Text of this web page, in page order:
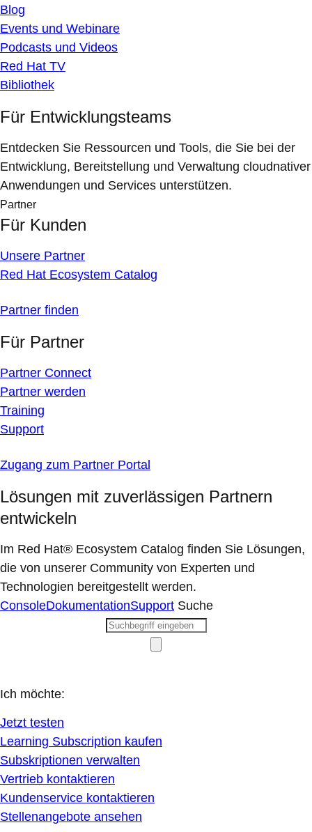
Blog
Events und Webinare
Podcasts und Videos
Red Hat TV
Bibliothek
Für Entwicklungsteams
Entdecken Sie Ressourcen und Tools, die Sie bei der
Entwicklung, Bereitstellung und Verwaltung cloudnativer
Anwendungen und Services unterstützen.
Partner
Für Kunden
Unsere Partner
Red Hat Ecosystem Catalog
Partner finden
Für Partner
Partner Connect
Partner werden
Training
Support
Zugang zum Partner Portal
Lösungen mit zuverlässigen Partnern
entwickeln
Im Red Hat® Ecosystem Catalog finden Sie Lösungen,
die von unserer Community von Experten und
Technologien bereitgestellt werden.
ConsoleDokumentationSupport Suche
Ich möchte:
Jetzt testen
Learning Subscription kaufen
Subskriptionen verwalten
Vertrieb kontaktieren
Kundenservice kontaktieren
Stellenangebote ansehen